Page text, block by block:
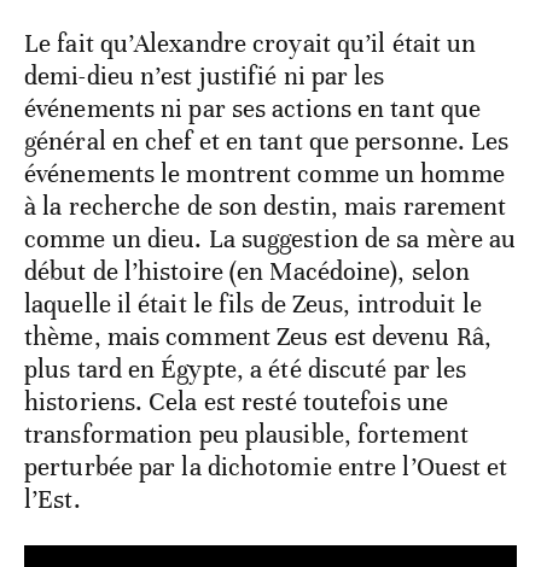
Le fait qu’Alexandre croyait qu’il était un
demi-dieu n’est justifié ni par les
événements ni par ses actions en tant que
général en chef et en tant que personne. Les
événements le montrent comme un homme
à la recherche de son destin, mais rarement
comme un dieu. La suggestion de sa mère au
début de l’histoire (en Macédoine), selon
laquelle il était le fils de Zeus, introduit le
thème, mais comment Zeus est devenu Râ,
plus tard en Égypte, a été discuté par les
historiens. Cela est resté toutefois une
transformation peu plausible, fortement
perturbée par la dichotomie entre l’Ouest et
l’Est.